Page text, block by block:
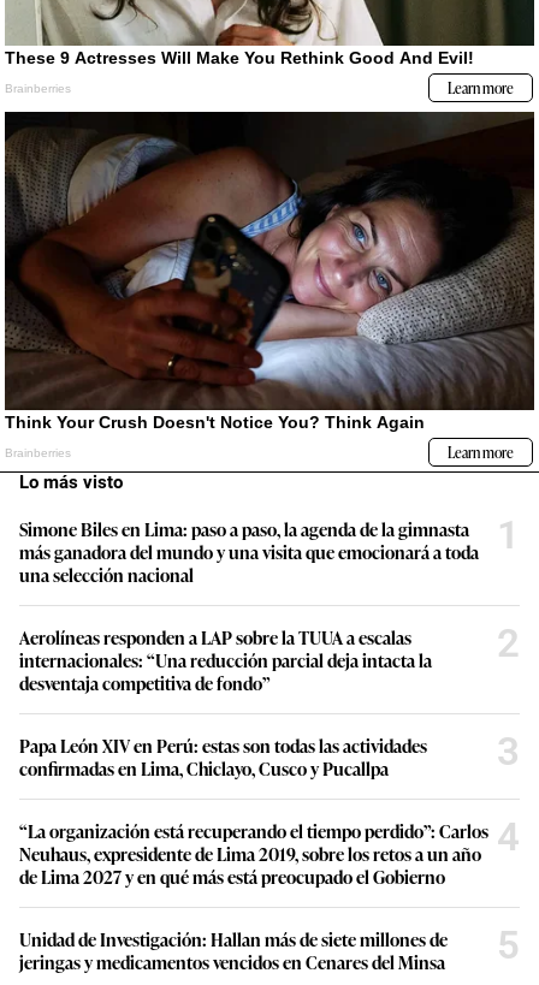
Lo más visto
Simone Biles en Lima: paso a paso, la agenda de la gimnasta
más ganadora del mundo y una visita que emocionará a toda
una selección nacional
1
Aerolíneas responden a LAP sobre la TUUA a escalas
internacionales: “Una reducción parcial deja intacta la
desventaja competitiva de fondo”
2
Papa León XIV en Perú: estas son todas las actividades
confirmadas en Lima, Chiclayo, Cusco y Pucallpa
3
“La organización está recuperando el tiempo perdido”: Carlos
Neuhaus, expresidente de Lima 2019, sobre los retos a un año
de Lima 2027 y en qué más está preocupado el Gobierno
4
Unidad de Investigación: Hallan más de siete millones de
jeringas y medicamentos vencidos en Cenares del Minsa
5